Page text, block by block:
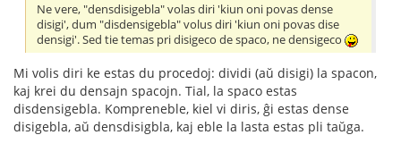
Ne vere, "densdisigebla" volas diri 'kiun oni povas dense
disigi', dum "disdensigebla" volus diri 'kiun oni povas dise
densigi'. Sed tie temas pri disigeco de spaco, ne densigeco
Mi volis diri ke estas du procedoj: dividi (aŭ disigi) la spacon,
kaj krei du densajn spacojn. Tial, la spaco estas
disdensigebla. Kompreneble, kiel vi diris, ĝi estas dense
disigebla, aŭ densdisigbla, kaj eble la lasta estas pli taŭga.